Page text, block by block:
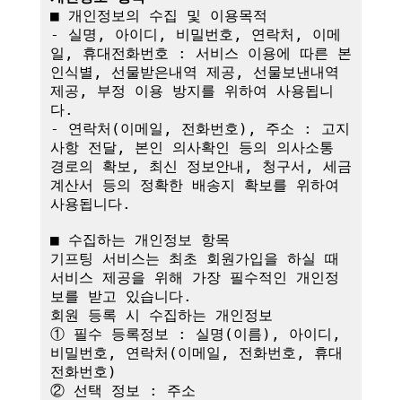
■ 개인정보의 수집 및 이용목적
- 실명, 아이디, 비밀번호, 연락처, 이메
일, 휴대전화번호 : 서비스 이용에 따른 본
인식별, 선물받은내역 제공, 선물보낸내역
제공, 부정 이용 방지를 위하여 사용됩니
다.
- 연락처(이메일, 전화번호), 주소 : 고지
사항 전달, 본인 의사확인 등의 의사소통
경로의 확보, 최신 정보안내, 청구서, 세금
계산서 등의 정확한 배송지 확보를 위하여
사용됩니다.
■ 수집하는 개인정보 항목
기프팅 서비스는 최초 회원가입을 하실 때
서비스 제공을 위해 가장 필수적인 개인정
보를 받고 있습니다.
회원 등록 시 수집하는 개인정보
① 필수 등록정보 : 실명(이름), 아이디,
비밀번호, 연락처(이메일, 전화번호, 휴대
전화번호)
② 선택 정보 : 주소